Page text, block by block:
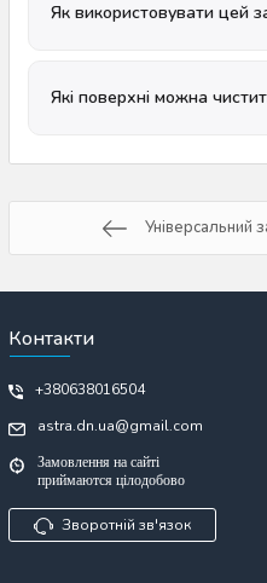
Як використовувати цей
Які поверхні можна
Універсальний
Контакти
+380638016504
astra.dn.ua@gmail.com
Замовлення на сайті
приймаются цілодобово
Зворотній зв'язок